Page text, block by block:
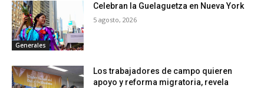
Generales
Celebran la Guelaguetza en Nueva York
5 agosto, 2026
Los trabajadores de campo quieren
apoyo y reforma migratoria, revela